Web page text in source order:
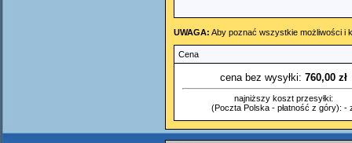
UWAGA: Aby poznać wszystkie możliwości i
Cena
cena bez wysyłki: 760,00 zł
najniższy koszt przesyłki:
(Poczta Polska - płatność z góry): -